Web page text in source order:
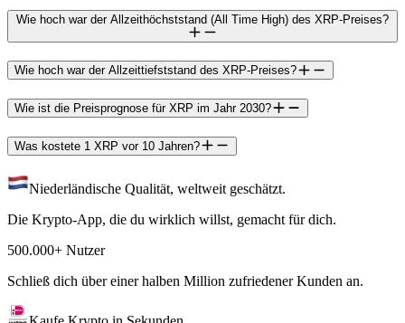
Wie hoch war der Allzeithöchststand (All Time High) des XRP-Preises?
Wie hoch war der Allzeittiefststand des XRP-Preises?
Wie ist die Preisprognose für XRP im Jahr 2030?
Was kostete 1 XRP vor 10 Jahren?
Niederländische Qualität, weltweit geschätzt.
Die Krypto-App, die du wirklich willst, gemacht für dich.
500.000+ Nutzer
Schließ dich über einer halben Million zufriedener Kunden an.